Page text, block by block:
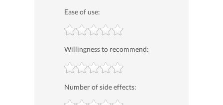
Ease of use:
Willingness to recommend:
Number of side effects: